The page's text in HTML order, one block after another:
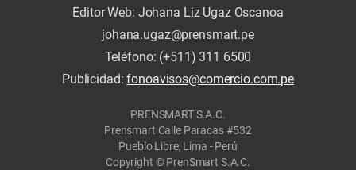
Editor Web: Johana Liz Ugaz Oscanoa
johana.ugaz@prensmart.pe
Teléfono: (+511) 311 6500
Publicidad:fonoavisos@comercio.com.pe
PRENSMART S.A.C.
Prensmart Calle Paracas #532
Pueblo Libre, Lima - Perú
Copyright © PrenSmart S.A.C.